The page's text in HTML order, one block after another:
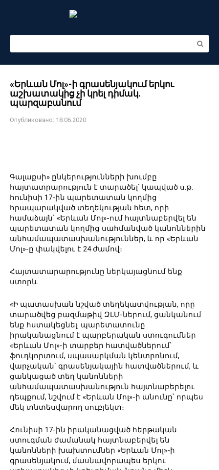
Поиск:
«Երևան Մոլ»-ի գրասենյակում երկու
աշխատակից չի կրել դիմակ.
պարզաբանում
Опубликовано: 18.06.2020
Գալաքսի» ընկերությունների խումբը
հայտատրարություն է տարածել՝ կապված ս.թ.
հունիսի 17-ին պարետատան կողմից
հրապարակված տեղեկության հետ, որի
համաձայն՝ «Երևան Մոլ»-ում հայտնաբերվել են
պարետատան կողմից սահմանված կանոններին
անհամապատասխանություններ, և որ «Երևան
Մոլ»-ը փակվելու է 24 ժամով։
Հայտատարարությունը ներկայացնում ենք
ստորև․
«Ի պատասխան նշված տեղեկատվության, որը
տարածվեց բազմաթիվ ԶԼՄ-ներում, ցանկանում
ենք հստակեցնել․ պարետատունը
իրականացնում է պարբերական ստուգումներ
«Երևան Մոլ»-ի տարբեր հատվածներում՝
ֆուդկորտում, սպասարկման կենտրոնում,
վարչական՝ գրասենյակային հատվածներում, և
ցանկացած տեղ կանոնների
անհամապատասխանություն հայտնաբերելու
դեպքում, նշվում է «Երևան Մոլ»-ի անունը՝ որպես
մեկ տնտեսվարող սուբյեկտ։
Հունիսի 17-ին իրականացված հերթական
ստուգման ժամանակ հայտնաբերվել են
կանոնների խախտումներ «Երևան Մոլ»-ի
գրասենյակում, մասնավորապես երկու